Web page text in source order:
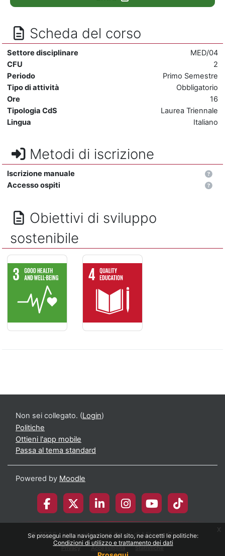
Se prosegui nella navigazione del sito, ne accetti le politiche:
Condizioni di utilizzo e trattamento dei dati
x
Scheda del corso
Settore disciplinare
MED/04
CFU
2
Periodo
Primo Semestre
Tipo di attività
Obbligatorio
Ore
16
Tipologia CdS
Laurea Triennale
Lingua
Italiano
Metodi di iscrizione
Iscrizione manuale
Accesso ospiti
Obiettivi di sviluppo
sostenibile
SALUTE E BENESSERE - Assicurare la salute e il
ISTRUZIONE DI QUALITÁ -
Non sei collegato. (Login)
Politiche
Ottieni l'app mobile
Passa al tema standard
Powered by Moodle
© 2026 Università degli Studi di Milano-Bicocca
Privacy Accessibilità Statistiche